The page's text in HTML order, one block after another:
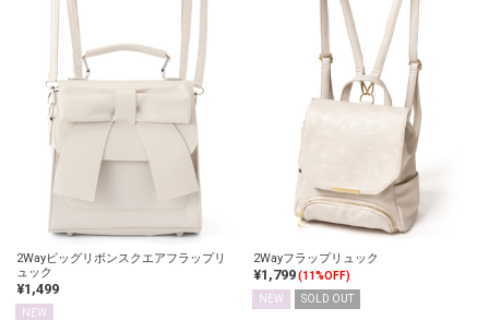
2Wayビッグリボンスクエアフラップリ
ュック
¥1,499
NEW
2Wayフラップリュック
¥1,799(11%OFF)
NEW
SOLD OUT